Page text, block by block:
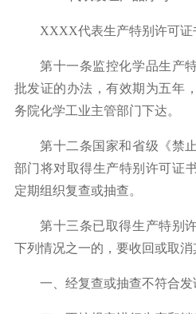
XXXX代表生产特别许可证
第十一条监控化学品生产特
批发证的办法，有效期为五年
务院化学工业主管部门下达。
第十二条国家和省级《禁止
部门将对取得生产特别许可证
定期组织复查或抽查。
第十三条已取得生产特别许
下列情况之一的，要收回或取消
一、经复查或抽查不符合发